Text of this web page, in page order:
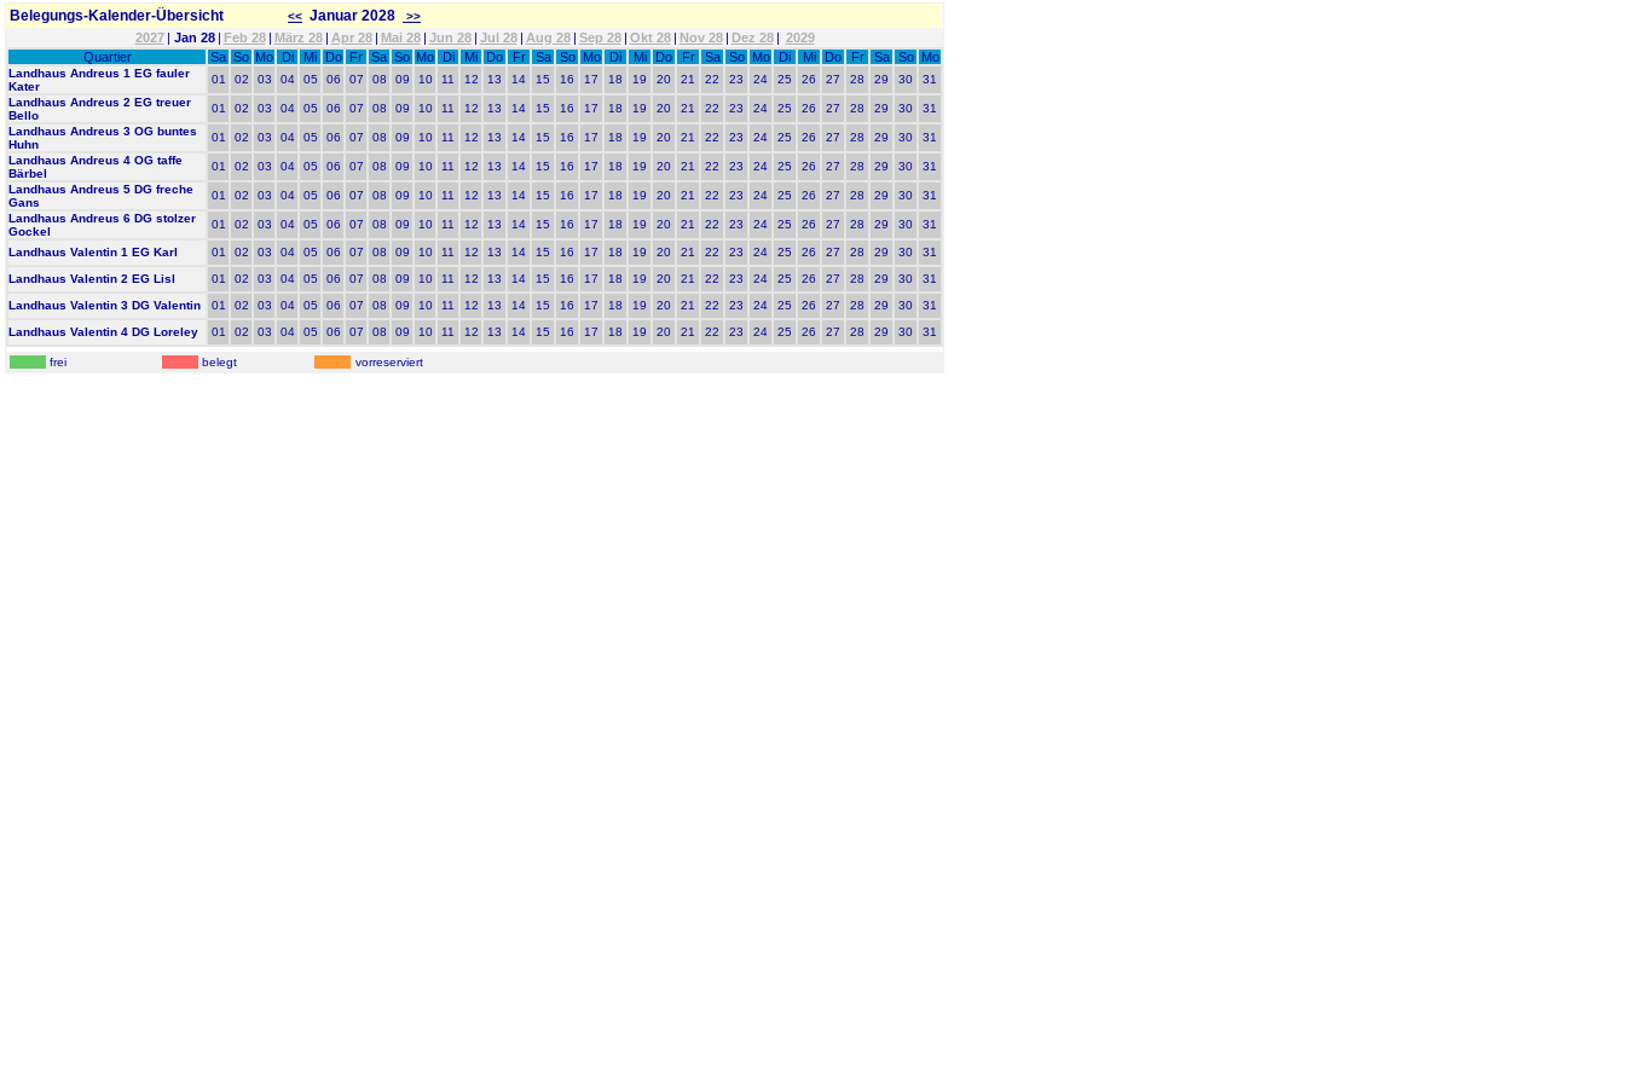
Belegungs-Kalender-Übersicht << Januar 2028 >>
2027 | Jan 28 | Feb 28 | März 28 | Apr 28 | Mai 28 | Jun 28 | Jul 28 | Aug 28 | Sep 28 | Okt 28 | Nov 28 | Dez 28 | 2029
Quartier
Sa So Mo Di Mi Do Fr Sa So Mo Di Mi Do Fr Sa So Mo Di Mi Do Fr Sa So Mo Di Mi Do Fr Sa So Mo
Landhaus Andreus 1 EG fauler
Kater
01 02 03 04 05 06 07 08 09 10 11 12 13 14 15 16 17 18 19 20 21 22 23 24 25 26 27 28 29 30
31
Landhaus Andreus 2 EG treuer
Bello
01 02 03 04 05 06 07 08 09 10 11 12 13 14 15 16 17 18 19 20 21 22 23 24 25 26 27 28 29 30
31
Landhaus Andreus 3 OG buntes
Huhn
01 02 03 04 05 06 07 08 09 10 11 12 13 14 15 16 17 18 19 20 21 22 23 24 25 26 27 28 29 30
31
Landhaus Andreus 4 OG taffe
Bärbel
01 02 03 04 05 06 07 08 09 10 11 12 13 14 15 16 17 18 19 20 21 22 23 24 25 26 27 28 29 30
31
Landhaus Andreus 5 DG freche
Gans
01 02 03 04 05 06 07 08 09 10 11 12 13 14 15 16 17 18 19 20 21 22 23 24 25 26 27 28 29 30
31
Landhaus Andreus 6 DG stolzer
Gockel
01 02 03 04 05 06 07 08 09 10 11 12 13 14 15 16 17 18 19 20 21 22 23 24 25 26 27 28 29 30 31
Landhaus Valentin 1 EG Karl 01 02 03 04 05 06 07 08 09 10 11 12 13 14 15 16 17 18 19 20 21 22 23 24 25 26 27 28 29 30
31
Landhaus Valentin 2 EG Lisl
01 02 03 04 05 06 07 08 09 10 11 12 13 14 15 16 17 18 19 20 21 22 23 24 25 26 27 28 29 30
31
Landhaus Valentin 3 DG Valentin
01 02 03 04 05 06 07 08 09 10 11 12 13 14 15 16 17 18 19 20 21 22 23 24 25 26 27 28 29 30
31
Landhaus Valentin 4 DG Loreley
01 02 03 04 05 06 07 08 09 10 11 12 13 14 15 16 17 18 19 20 21 22 23 24 25 26 27 28 29 30 31
frei belegt vorreserviert